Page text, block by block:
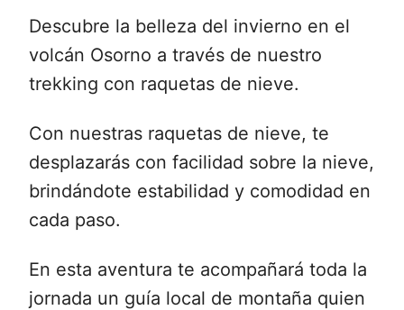
Descubre la belleza del invierno en el
volcán Osorno a través de nuestro
trekking con raquetas de nieve.
Con nuestras raquetas de nieve, te
desplazarás con facilidad sobre la nieve,
brindándote estabilidad y comodidad en
cada paso.
En esta aventura te acompañará toda la
jornada un guía local de montaña quien